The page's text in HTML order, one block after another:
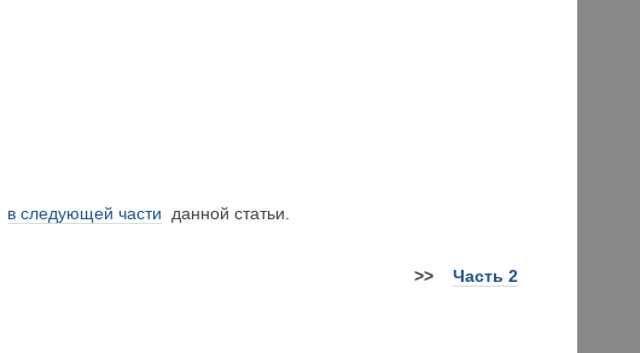
в следующей части данной статьи.
>> Часть 2